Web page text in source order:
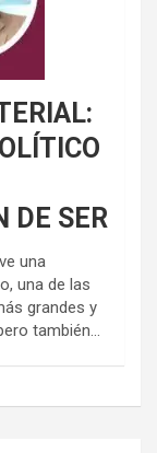
DE SER
una
una de las
grandes y
también...